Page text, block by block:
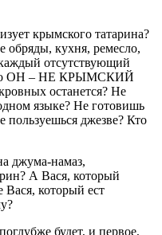
крымского татарина?
кухня, ремесло,
отсутствующий
ОН – НЕ КРЫМСКИЙ
останется? Не
языке? Не готовишь
джезве? Кто
джума-намаз,
А Вася, который
который ест
будет, и первое,